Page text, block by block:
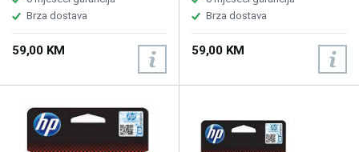
Brza dostava
59,00 KM
Brza dostava
59,00 KM